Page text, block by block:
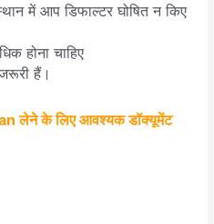
में आप डिफाल्टर घोषित न किए
होना चाहिए
हैं।
लेने के लिए आवश्यक डॉक्यूमेंट